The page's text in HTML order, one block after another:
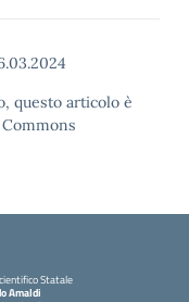
questo articolo è
Statale
Amaldi